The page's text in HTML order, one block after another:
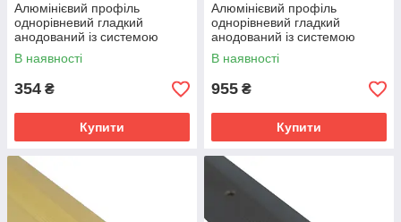
Алюмінієвий профіль
однорівневий гладкий
анодований із системою
прихованого кріплення 80 мм
х 0.9 м срібло
В наявності
354 ₴
Купити
Алюмінієвий профіль
однорівневий гладкий
анодований із системою
прихованого кріплення 80 мм
х 2.7 м срібло
В наявності
955 ₴
Купити